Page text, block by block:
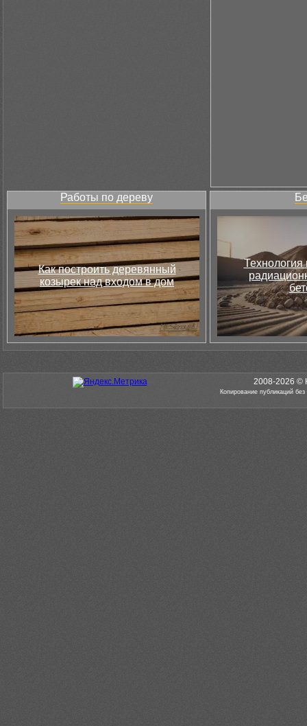
Работы по дереву
Как построить деревянный
козырек над входом в дом
Технология
2008-2026 ©
Копирование публикаций